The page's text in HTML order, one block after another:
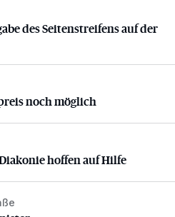
des Seitenstreifens auf der A3
des Seitenstreifens auf der
noch möglich
noch möglich
hoffen auf Hilfe
hoffen auf Hilfe